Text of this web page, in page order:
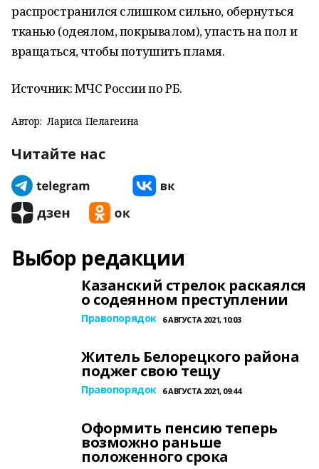
распространился слишком сильно, обернуться
тканью (одеялом, покрывалом), упасть на пол и
вращаться, чтобы потушить пламя.
Источник: МЧС России по РБ.
Автор: Лариса Пелагеина
Читайте нас
Выбор редакции
Казанский стрелок раскаялся
о содеянном преступлении
Правопорядок 6 АВГУСТА 2021, 10:03
Житель Белорецкого района
поджег свою тещу
Правопорядок 6 АВГУСТА 2021, 09:44
Оформить пенсию теперь
возможно раньше
положенного срока